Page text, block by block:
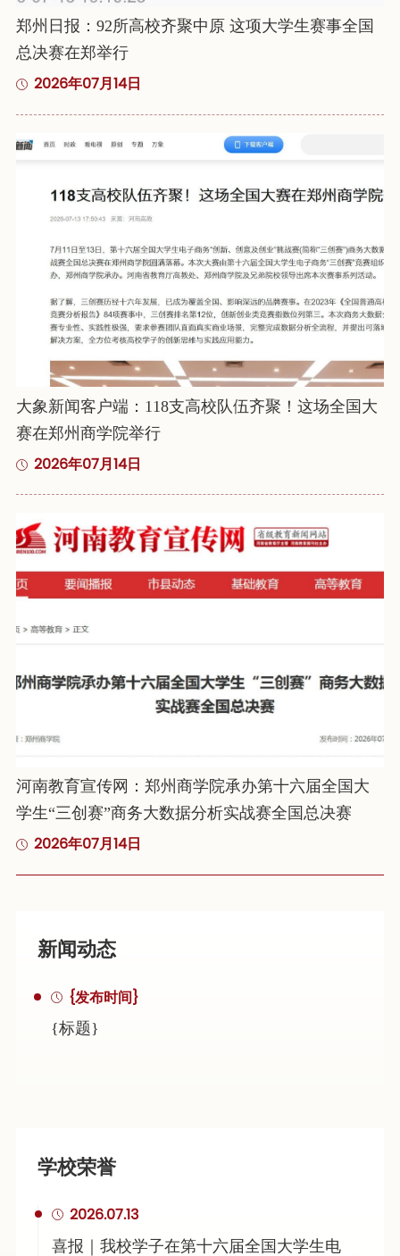
郑州日报：92所高校齐聚中原 这项大学生赛事全国
总决赛在郑举行
2026年07月14日
大象新闻客户端：118支高校队伍齐聚！这场全国大
赛在郑州商学院举行
2026年07月14日
河南教育宣传网：郑州商学院承办第十六届全国大
学生“三创赛”商务大数据分析实战赛全国总决赛
2026年07月14日
新闻动态
{发布时间}
{标题}
学校荣誉
2026.07.13
喜报｜我校学子在第十六届全国大学生电